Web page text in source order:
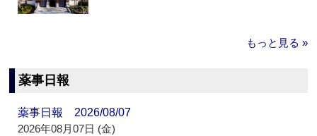
もっと見る »
薬事日報
薬事日報 2026/08/07
2026年08月07日 (金)